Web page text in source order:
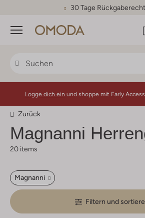
30 Tage Rückgaberecht
Menü
Logge dich ein und shoppe mit Early
Zurück
Magnanni
20 items
Magnanni
Filtern und